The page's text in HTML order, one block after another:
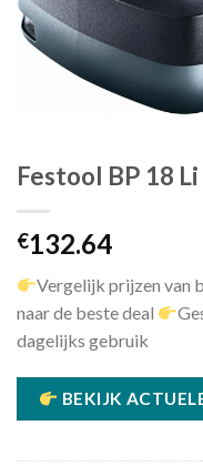
Festool BP 18
€132.64
Vergelijk prijzen van
naar de beste deal
dagelijks gebruik
BEKIJK